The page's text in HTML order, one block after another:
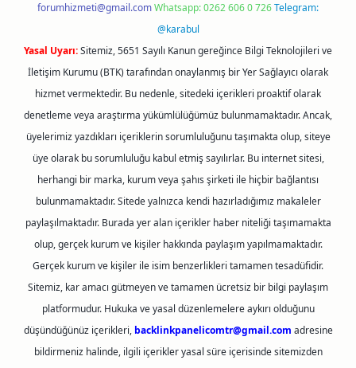
forumhizmeti@gmail.comWhatsapp: 0262 606 0 726Telegram:
@karabul
Yasal Uyarı:Sitemiz, 5651 Sayılı Kanun gereğince Bilgi Teknolojileri ve
İletişim Kurumu (BTK) tarafından onaylanmış bir Yer Sağlayıcı olarak
hizmet vermektedir. Bu nedenle, sitedeki içerikleri proaktif olarak
denetleme veya araştırma yükümlülüğümüz bulunmamaktadır. Ancak,
üyelerimiz yazdıkları içeriklerin sorumluluğunu taşımakta olup, siteye
üye olarak bu sorumluluğu kabul etmiş sayılırlar. Bu internet sitesi,
herhangi bir marka, kurum veya şahıs şirketi ile hiçbir bağlantısı
bulunmamaktadır. Sitede yalnızca kendi hazırladığımız makaleler
paylaşılmaktadır. Burada yer alan içerikler haber niteliği taşımamakta
olup, gerçek kurum ve kişiler hakkında paylaşım yapılmamaktadır.
Gerçek kurum ve kişiler ile isim benzerlikleri tamamen tesadüfidir.
Sitemiz, kar amacı gütmeyen ve tamamen ücretsiz bir bilgi paylaşım
platformudur. Hukuka ve yasal düzenlemelere aykırı olduğunu
düşündüğünüz içerikleri, backlinkpanelicomtr@gmail.com adresine
bildirmeniz halinde, ilgili içerikler yasal süre içerisinde sitemizden